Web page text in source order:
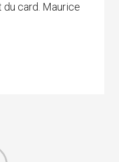
card. Maurice